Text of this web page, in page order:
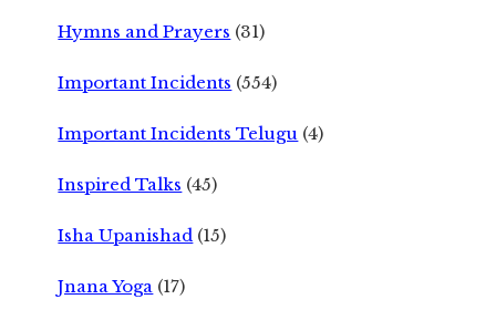
Hymns and Prayers (31)
Important Incidents (554)
Important Incidents Telugu (4)
Inspired Talks (45)
Isha Upanishad (15)
Jnana Yoga (17)